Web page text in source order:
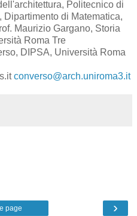
Politecnico di
di Matematica,
Maurizio Gargano, Storia
Roma Tre
DIPSA, Università Roma
converso@arch.uniroma3.it
›
page